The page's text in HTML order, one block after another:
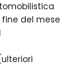
del mese